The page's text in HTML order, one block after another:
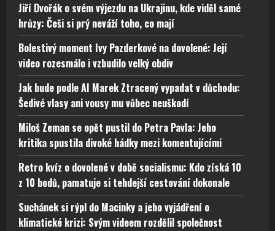
Jiří Dvořák o svém výjezdu na Ukrajinu, kde viděl samé
hrůzy: Češi si prý neváží toho, co mají
Bolestivý moment Ivy Pazderkové na dovolené: Její
video rozesmálo i vzbudilo velký obdiv
Jak bude podle AI Marek Ztracený vypadat v důchodu:
Šedivé vlasy ani vousy mu vůbec neuškodí
Miloš Zeman se opět pustil do Petra Pavla: Jeho
kritika spustila divoké hádky mezi komentujícími
Retro kvíz o dovolené v době socialismu: Kdo získá 10
z 10 bodů, pamatuje si tehdejší cestování dokonale
Suchánek si rýpl do Macinky a jeho vyjádření o
klimatické krizi: Svým videem rozdělil společnost